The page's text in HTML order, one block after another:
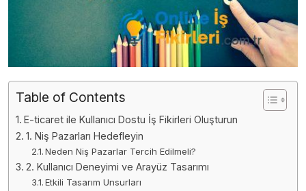
Table of Contents
E-ticaret ile Kullanıcı Dostu İş Fikirleri Oluşturun
1. Niş Pazarları Hedefleyin
Neden Niş Pazarlar Tercih Edilmeli?
2. Kullanıcı Deneyimi ve Arayüz Tasarımı
Etkili Tasarım Unsurları